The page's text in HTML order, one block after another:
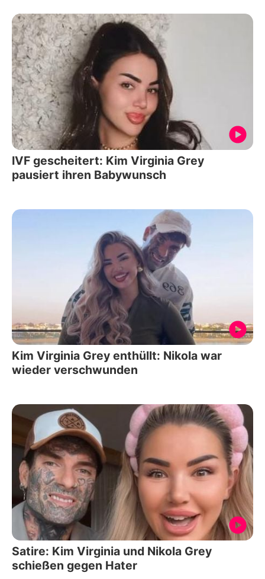
IVF gescheitert: Kim Virginia Grey
pausiert ihren Babywunsch
Kim Virginia Grey enthüllt: Nikola war
wieder verschwunden
Satire: Kim Virginia und Nikola Grey
schießen gegen Hater